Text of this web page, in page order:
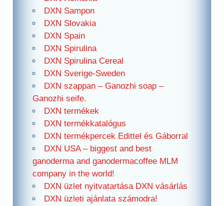
DXN Sampon
DXN Slovakia
DXN Spain
DXN Spirulina
DXN Spirulina Cereal
DXN Sverige-Sweden
DXN szappan – Ganozhi soap –
Ganozhi seife.
DXN termékek
DXN termékkatalógus
DXN termékpercek Edittel és Gáborral
DXN USA – biggest and best
ganoderma and ganodermacoffee MLM
company in the world!
DXN üzlet nyitvatartása DXN vásárlás
DXN üzleti ajánlata számodra!